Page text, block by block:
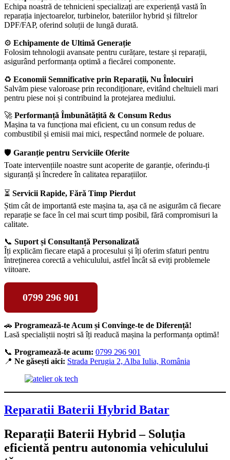
Echipa noastră de tehnicieni specializați are experiență vastă în
reparația injectoarelor, turbinelor, bateriilor hybrid și filtrelor
DPF/FAP, oferind soluții de lungă durată.
⚙️ Echipamente de Ultimă Generație
Folosim tehnologii avansate pentru curățare, testare și reparații,
asigurând performanța optimă a fiecărei componente.
♻️ Economii Semnificative prin Reparații, Nu Înlocuiri
Salvăm piese valoroase prin recondiționare, evitând cheltuieli mari
pentru piese noi și contribuind la protejarea mediului.
🚀 Performanță Îmbunătățită & Consum Redus
Mașina ta va funcționa mai eficient, cu un consum redus de
combustibil și emisii mai mici, respectând normele de poluare.
🛡️ Garanție pentru Serviciile Oferite
Toate intervențiile noastre sunt acoperite de garanție, oferindu-ți
siguranță și încredere în calitatea reparațiilor.
⏳ Servicii Rapide, Fără Timp Pierdut
Știm cât de importantă este mașina ta, așa că ne asigurăm că fiecare
reparație se face în cel mai scurt timp posibil, fără compromisuri la
calitate.
📞 Suport și Consultanță Personalizată
Îți explicăm fiecare etapă a procesului și îți oferim sfaturi pentru
întreținerea corectă a vehiculului, astfel încât să eviți problemele
viitoare.
0799 296 901
🚗 Programează-te Acum și Convinge-te de Diferență!
Lasă specialiștii noștri să îți readucă mașina la performanța optimă!
📞 Programează-te acum: 0799 296 901
📍 Ne găsești aici: Strada Perugia 2, Alba Iulia, România
Reparatii Baterii Hybrid Batar
Reparații Baterii Hybrid – Soluția
eficientă pentru autonomia vehiculului